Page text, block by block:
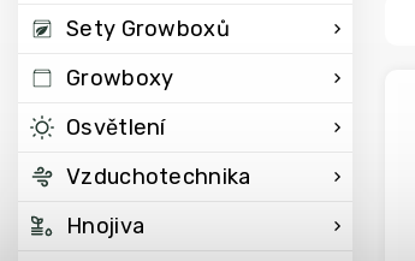
Sety Growboxů
Growboxy
Osvětlení
Vzduchotechnika
Hnojiva